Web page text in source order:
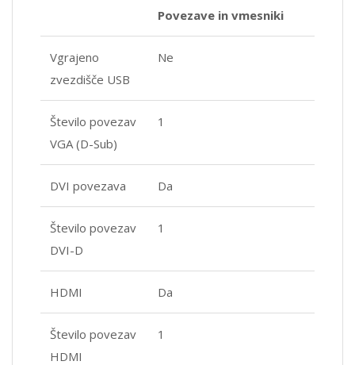
Povezave in vmesniki
Vgrajeno
zvezdišče USB
Ne
Število povezav
VGA (D-Sub)
1
DVI povezava Da
Število povezav
DVI-D
1
HDMI Da
Število povezav
HDMI
1